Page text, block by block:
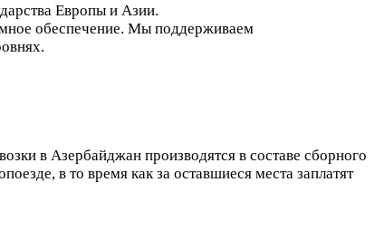
Европы и Азии.
обеспечение. Мы поддерживаем
в Азербайджан производятся в составе сборного
в то время как за оставшиеся места заплатят